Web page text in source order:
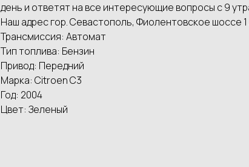
день и ответят на все интересующие вопросы с 9
Наш адрес гор. Севастополь, Фиолентовское шоссе 1
Трансмиссия: Автомат
Тип топлива: Бензин
Привод: Передний
Марка: Citroen C3
Год: 2004
Цвет: Зеленый